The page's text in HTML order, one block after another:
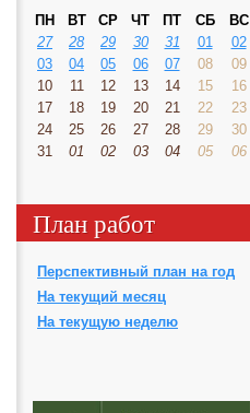
ПН ВТ СР ЧТ ПТ СБ
ВС
27
28 29 30 31 01
02
03
04 05 06 07 08
09
10
11 12 13 14 15
16
17
18 19 20 21 22
23
24
25 26 27 28 29
30
31
01 02 03 04 05 06
План работ
Перспективный план на год
На текущий месяц
На текущую неделю